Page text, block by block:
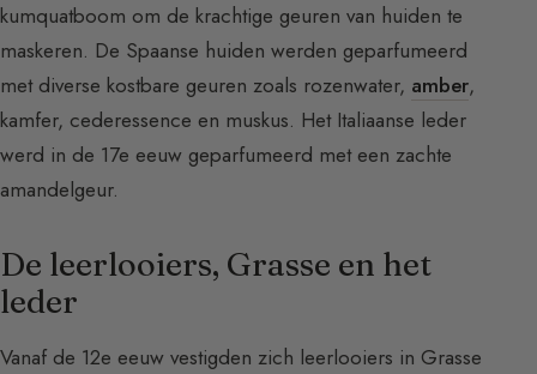
kumquatboom om de krachtige geuren van huiden te
maskeren. De Spaanse huiden werden geparfumeerd
met diverse kostbare geuren zoals rozenwater, amber,
kamfer, cederessence en muskus. Het Italiaanse leder
werd in de 17e eeuw geparfumeerd met een zachte
amandelgeur.
De leerlooiers, Grasse en het
leder
Vanaf de 12e eeuw vestigden zich leerlooiers in Grasse